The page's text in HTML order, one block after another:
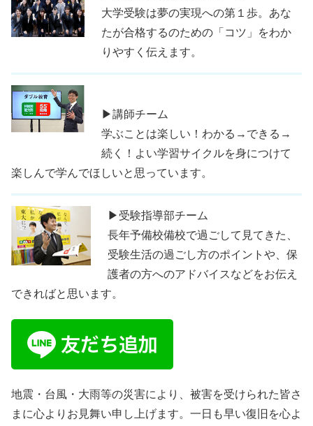
大学受験は夢の実現への第１歩。あな
たが合格するのための「コツ」をわか
りやすく伝えます。
▶講師チーム
学ぶことは楽しい！わかる→できる→
続く！よい学習サイクルを身につけて
楽しんで学んでほしいと思っています。
▶受験指導部チーム
長年予備校備校で過ごして見てきた、
受験生活の過ごし方のポイントや、保
護者の方へのアドバイスなどをお伝え
できればと思います。
地震・台風・大雨等の災害により、被害を受けられた皆さ
まに心よりお見舞い申し上げます。一日も早い復旧を心よ